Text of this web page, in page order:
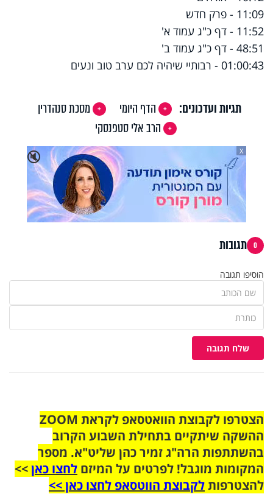
11:09 - פרק חדש
11:52 - דף כ"ג עמוד א'
48:51 - דף כ"ג עמוד ב'
01:00:43 - רבותיי שיהיה לכם ערב טוב ונעים
תגיות ועדכונים: הדף היומי
מסכת סנהדרין
הרב אלי סטפנסקי
🔇
X
0 תגובות
הוסיפו תגובה
שלח תגובה
הצטרפו לקבוצת הוואטסאפ לקראת ZOOM
ההשקה שיתקיים בתחילת השבוע הקרוב
בהשתתפות הרה"ג זמיר כהן שליט"א. מספר
המקומות מוגבל! לפרטים על המיזם לחצו כאן>>
להצטרפותלקבוצת הווטסאפ לחצו כאן >>